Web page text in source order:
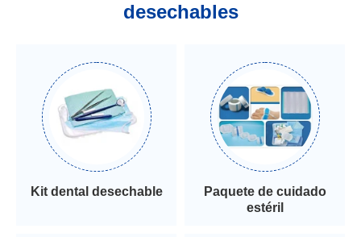
desechables
Kit dental desechable
Paquete de cuidado
estéril